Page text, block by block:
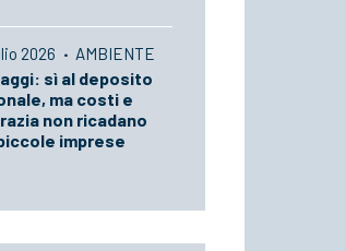
2026 · AMBIENTE
sì al deposito
ma costi e
non ricadano
imprese